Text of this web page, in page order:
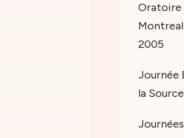
Oratoire
2005
Journée
la